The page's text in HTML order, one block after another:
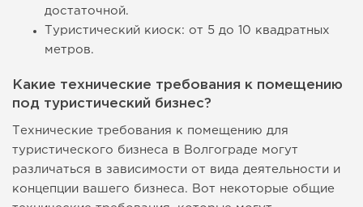
достаточной.
Туристический киоск: от 5 до 10 квадратных
метров.
Какие технические требования к помещению
под туристический бизнес?
Технические требования к помещению для
туристического бизнеса в Волгограде могут
различаться в зависимости от вида деятельности и
концепции вашего бизнеса. Вот некоторые общие